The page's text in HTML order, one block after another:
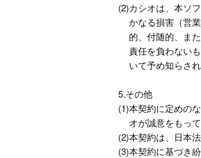
(2)カシオは、本ソ
かなる損害（営
的、付随的、ま
責任を負わない
いて予め知らさ
5.その他
(1)本契約に定めの
オが誠意をもっ
(2)本契約は、日本
(3)本契約に基づき